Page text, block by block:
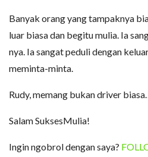
Banyak orang yang tampaknya
luar biasa dan begitu mulia. Ia
nya. Ia sangat peduli dengan
meminta-minta.
Rudy, memang bukan driver
Salam SuksesMulia!
Ingin ngobrol dengan saya?